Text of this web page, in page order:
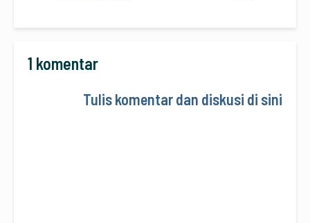
1 komentar
Tulis komentar dan diskusi di sini